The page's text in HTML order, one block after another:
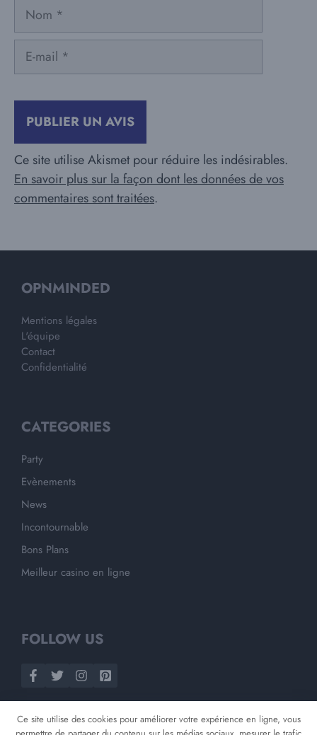
Nom
Ce site utilise Akismet pour réduire les indésirables.
En savoir plus sur la façon dont les données de vos
commentaires sont traitées.
OPNMINDED
Mentions légales
L'équipe
Contact
Confidentialité
CATEGORIES
Party
Evènements
News
Incontournable
Bons Plans
Meilleur casino en ligne
FOLLOW US
Ce site utilise des cookies pour améliorer votre expérience en ligne, vous